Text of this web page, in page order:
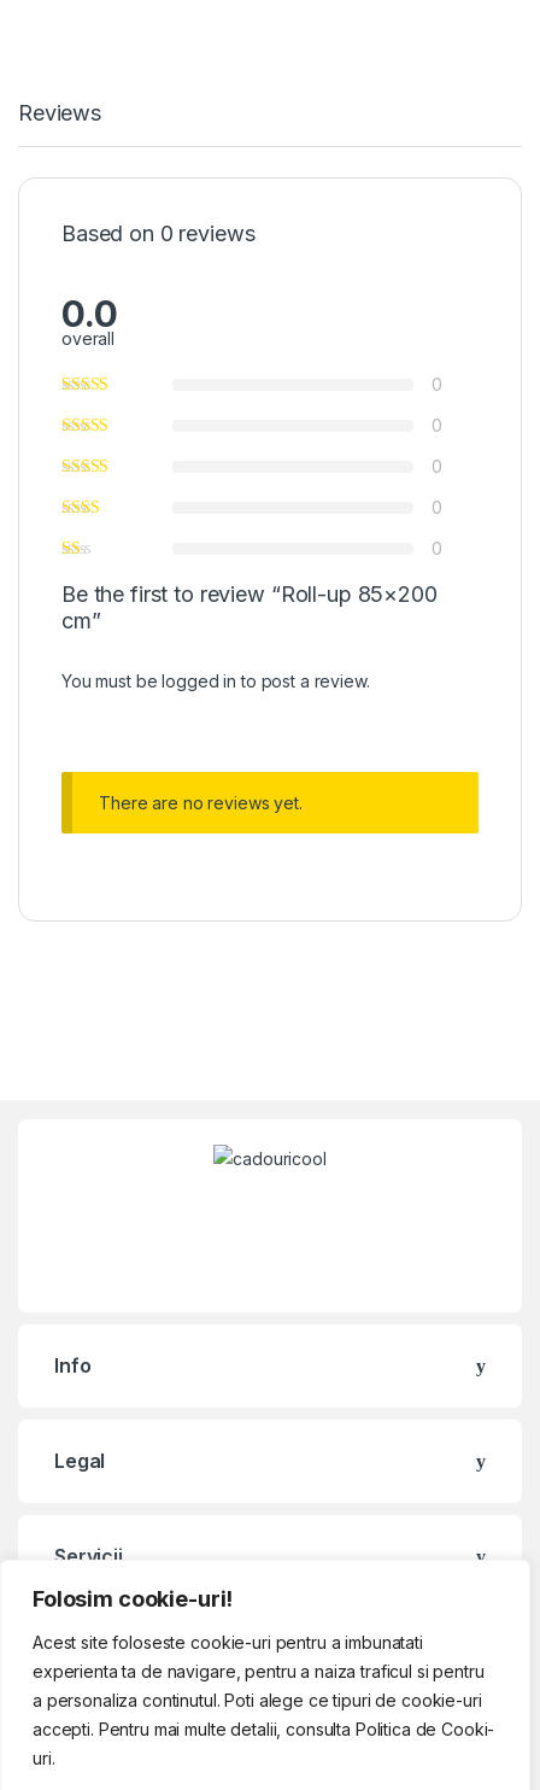
Folosim cookie-uri!
Acest site foloseste cookie-uri pentru a imbunatati
experienta ta de navigare, pentru a naiza traficul si pentru
a personaliza continutul. Poti alege ce tipuri de cookie-uri
accepti. Pentru mai multe detalii, consulta Politica de Cooki-
uri.
Reviews
Based on 0 reviews
0.0
overall
0
0
0
0
0
Be the first to review “Roll-up 85×200
cm”
You must belogged in to post a review.
There are no reviews yet.
Info
Legal
Servicii
Contact & Program